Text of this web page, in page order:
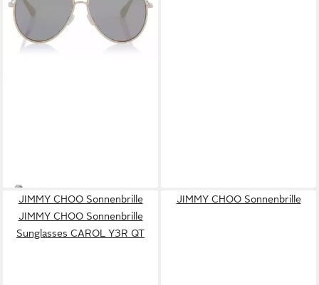
JIMMY CHOO Sonnenbrille
JIMMY CHOO Sonnenbrille
Sunglasses CAROL Y3R QT
JIMMY CHOO Sonnenbrille